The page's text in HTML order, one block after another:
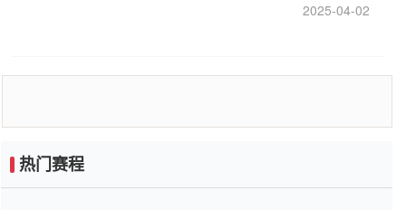
2025-04-02
热门赛程